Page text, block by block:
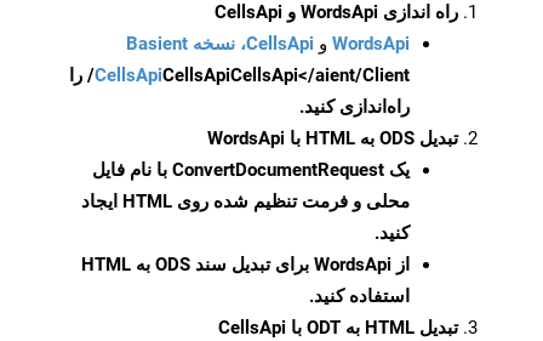
راه اندازی WordsApi و CellsApi
WordsApi و CellsApi، نسخه Basient
CellsApiCellsApi
CellsApi</aient/Client/ را
راه‌اندازی کنید.
تبدیل ODS به HTML با WordsApi
یک ConvertDocumentRequest با نام فایل
محلی و فرمت تنظیم شده روی HTML ایجاد
کنید.
از WordsApi برای تبدیل سند ODS به HTML
استفاده کنید.
تبدیل HTML به ODT با CellsApi